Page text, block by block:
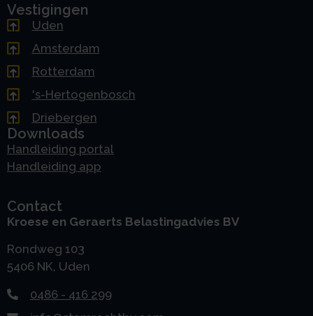
Vestigingen
Uden
Amsterdam
Rotterdam
's-Hertogenbosch
Driebergen
Downloads
Handleiding portal
Handleiding app
Contact
Kroese en Geraerts Belastingadvies BV
Rondweg 103
5406 NK, Uden
0486 - 416 299